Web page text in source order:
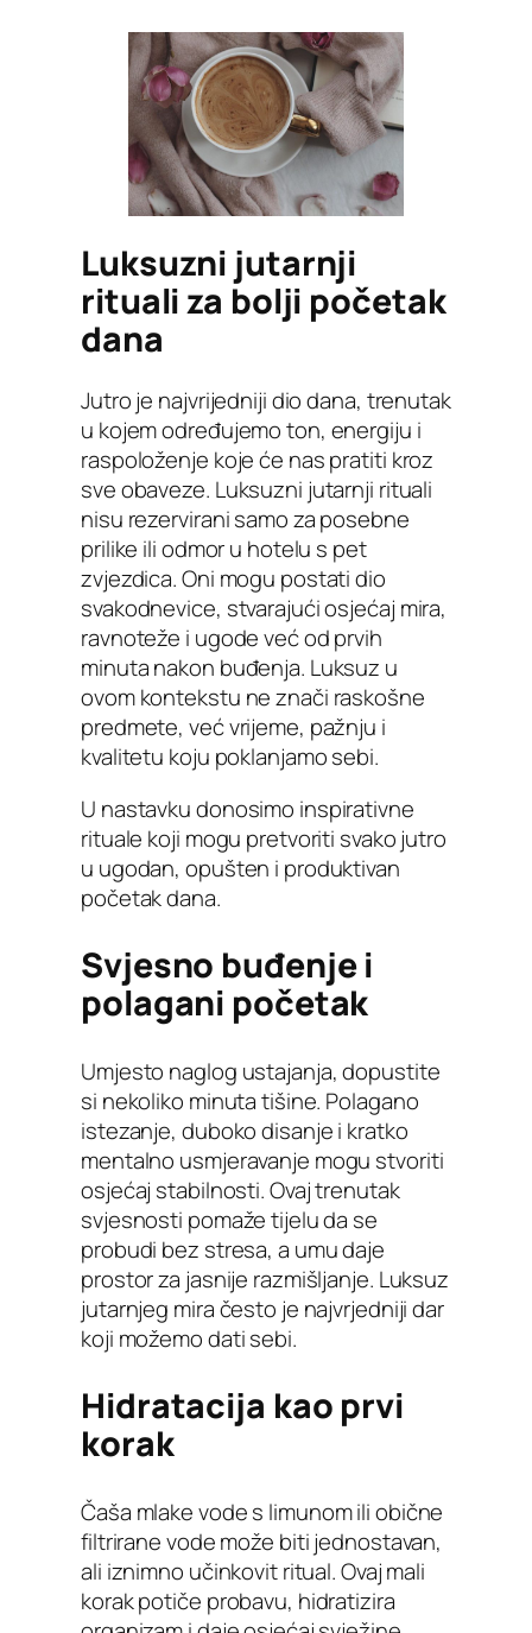
Luksuzni jutarnji
rituali za bolji početak
dana
Jutro je najvrijedniji dio dana, trenutak
u kojem određujemo ton, energiju i
raspoloženje koje će nas pratiti kroz
sve obaveze. Luksuzni jutarnji rituali
nisu rezervirani samo za posebne
prilike ili odmor u hotelu s pet
zvjezdica. Oni mogu postati dio
svakodnevice, stvarajući osjećaj mira,
ravnoteže i ugode već od prvih
minuta nakon buđenja. Luksuz u
ovom kontekstu ne znači raskošne
predmete, već vrijeme, pažnju i
kvalitetu koju poklanjamo sebi.
U nastavku donosimo inspirativne
rituale koji mogu pretvoriti svako jutro
u ugodan, opušten i produktivan
početak dana.
Svjesno buđenje i
polagani početak
Umjesto naglog ustajanja, dopustite
si nekoliko minuta tišine. Polagano
istezanje, duboko disanje i kratko
mentalno usmjeravanje mogu stvoriti
osjećaj stabilnosti. Ovaj trenutak
svjesnosti pomaže tijelu da se
probudi bez stresa, a umu daje
prostor za jasnije razmišljanje. Luksuz
jutarnjeg mira često je najvrjedniji dar
koji možemo dati sebi.
Hidratacija kao prvi
korak
Čaša mlake vode s limunom ili obične
filtrirane vode može biti jednostavan,
ali iznimno učinkovit ritual. Ovaj mali
korak potiče probavu, hidratizira